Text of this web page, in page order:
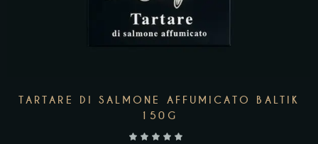
TARTARE DI SALMONE AFFUMICATO BALTIK
150G